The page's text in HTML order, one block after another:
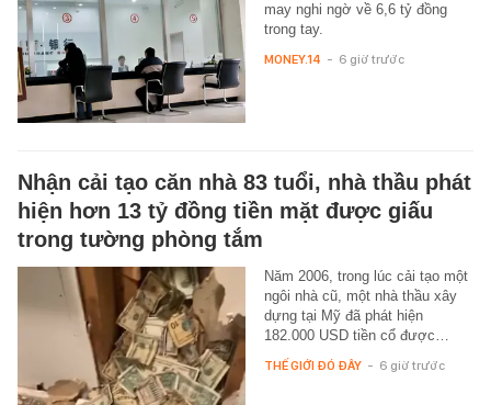
may nghi ngờ về 6,6 tỷ đồng
trong tay.
MONEY.14 - 6 giờ trước
Nhận cải tạo căn nhà 83 tuổi, nhà thầu phát
hiện hơn 13 tỷ đồng tiền mặt được giấu
trong tường phòng tắm
Năm 2006, trong lúc cải tạo một
ngôi nhà cũ, một nhà thầu xây
dựng tại Mỹ đã phát hiện
182.000 USD tiền cổ được…
THẾ GIỚI ĐÓ ĐÂY - 6 giờ trước